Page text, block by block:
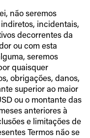
não seremos
incidentais,
decorrentes da
ou com esta
seremos
quaisquer
obrigações, danos,
superior ao maior
ou o montante das
anteriores à
e limitações de
Termos não se